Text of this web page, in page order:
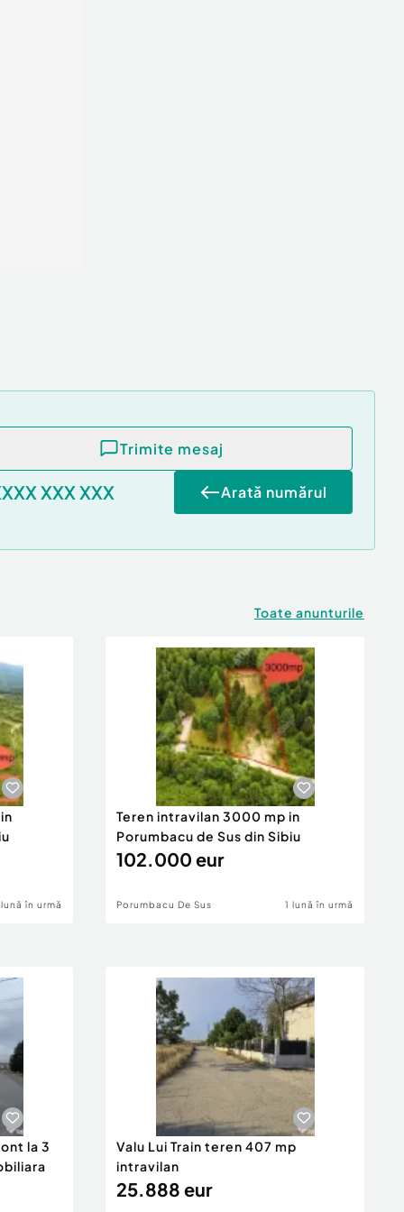
Trimite mesaj
XXX XXX Arată numărul
Toate anunturile
lună în urmă
Teren intravilan 3000 mp in
Porumbacu de Sus din Sibiu
102.000 eur
Porumbacu De Sus 1 lună în urmă
la 3
Valu Lui Train teren 407 mp
intravilan
25.888 eur